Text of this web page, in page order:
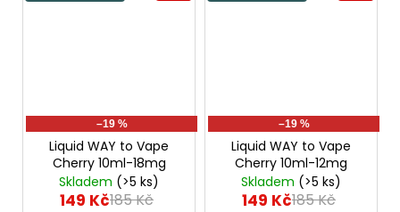
–19 %
Liquid WAY to Vape
Cherry 10ml-18mg
Skladem (>5 ks)
149 Kč185 Kč
–19 %
Liquid WAY to Vape
Cherry 10ml-12mg
Skladem (>5 ks)
149 Kč185 Kč